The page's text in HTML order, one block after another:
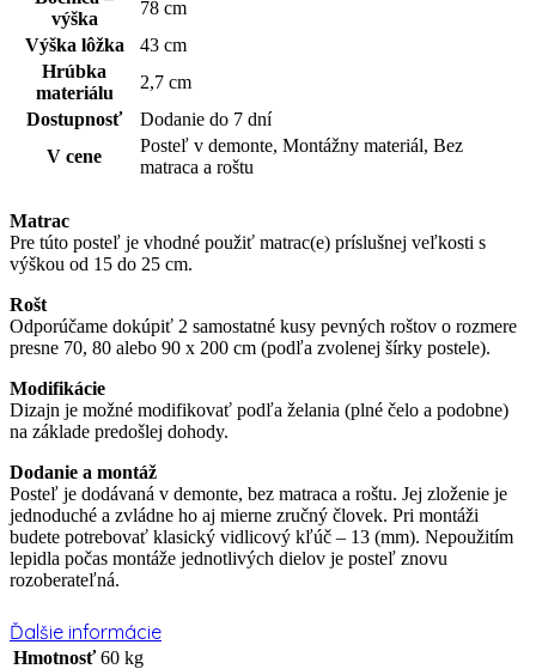
výška
78 cm
Výška lôžka
43 cm
Hrúbka
materiálu
2,7 cm
Dostupnosť
Dodanie do 7 dní
V cene
Posteľ v demonte, Montážny materiál, Bez
matraca a roštu
Matrac
Pre túto posteľ je vhodné použiť matrac(e) príslušnej veľkosti s
výškou od 15 do 25 cm.
Rošt
Odporúčame dokúpiť 2 samostatné kusy pevných roštov o rozmere
presne 70, 80 alebo 90 x 200 cm (podľa zvolenej šírky postele).
Modifikácie
Dizajn je možné modifikovať podľa želania (plné čelo a podobne)
na základe predošlej dohody.
Dodanie a montáž
Posteľ je dodávaná v demonte, bez matraca a roštu. Jej zloženie je
jednoduché a zvládne ho aj mierne zručný človek. Pri montáži
budete potrebovať klasický vidlicový kľúč – 13 (mm). Nepoužitím
lepidla počas montáže jednotlivých dielov je posteľ znovu
rozoberateľná.
Ďalšie informácie
Hmotnosť 60 kg